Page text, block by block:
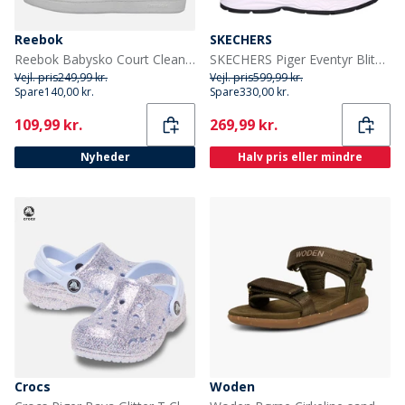
Reebok
Reebok Babysko Court Clean Velcro Træningssko Hvid/Vector Blue/Vector Blue
Vejl. pris249,99 kr.
Spare140,00 kr.
Current
109,99 kr.
Nyheder
SKECHERS
SKECHERS Piger Eventyr Blitz Sjov Forfølgelse Vandtætte Sko Black Aqua
Vejl. pris599,99 kr.
Spare330,00 kr.
Current
269,99 kr.
Halv pris eller mindre
Crocs
Woden